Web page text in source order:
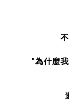
"為什麼